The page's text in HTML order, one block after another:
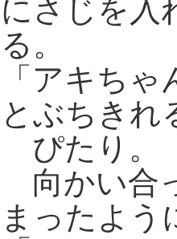
にさじを入
る。
「アキち
とぶちきれ
ぴたり。
向かい合
まったよう